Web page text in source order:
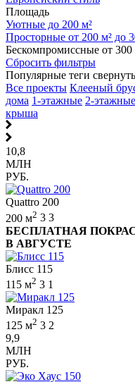
Площадь
Уютные до 200 м²
Просторные от 200 м² до
Бескомпромиссные от 300
Сбросить фильтры
Популярные теги
Все проекты Клееный
дома 1-этажные 2-этажные
крыша
10,8
МЛН
РУБ.
Quattro 200
200 м2 3 3
БЕСПЛАТНАЯ
В АВГУСТЕ
Блисс 115
115 м2 3 1
Миракл 125
125 м2 3 2
9,9
МЛН
РУБ.